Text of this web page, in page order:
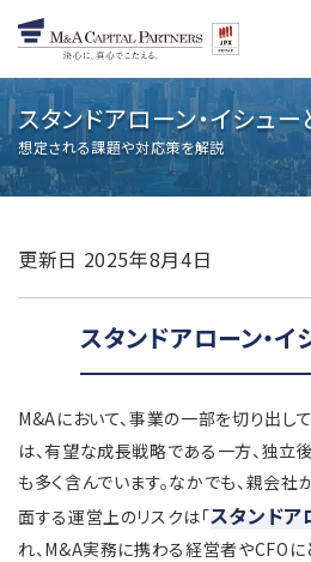
スタンドアローン・イシュー
想定される課題や対応策を解説
更新日 2025年8月4日
スタンドアローン・イ
M&Aにおいて、事業の一部を切り出し
は、有望な成長戦略である一方、独立
も多く含んでいます。なかでも、親会
面する運営上のリスクは「スタンドア
れ、M&A実務に携わる経営者やCFO